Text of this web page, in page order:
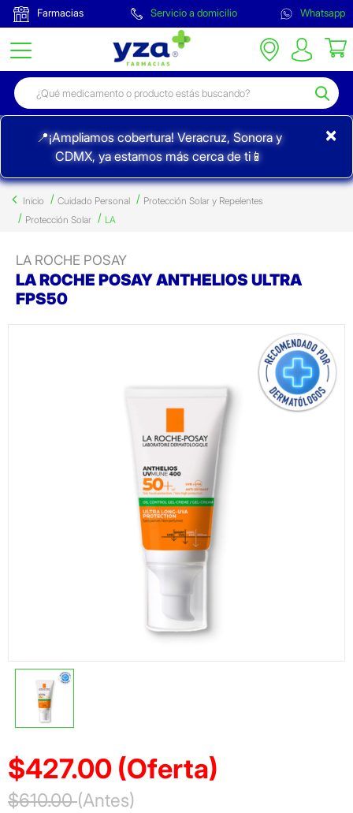
Farmacias Servicio a domicilio Whatsapp
📍¡Ampliamos cobertura! Veracruz, Sonora y
CDMX, ya estamos más cerca de ti📱
×
Inicio Cuidado Personal
Protección Solar y Repelentes
Protección Solar
LA
LA ROCHE POSAY
LA ROCHE POSAY ANTHELIOS ULTRA
FPS50
$427.00 (Oferta)
Precio reducido de
$610.00(Antes)